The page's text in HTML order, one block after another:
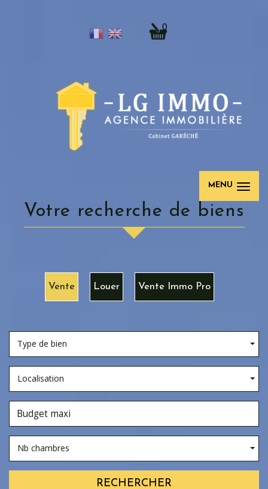
0
MENU
Votre recherche de biens
Vente Louer Vente Immo Pro
Type de bien
Localisation
Nb chambres
RECHERCHER